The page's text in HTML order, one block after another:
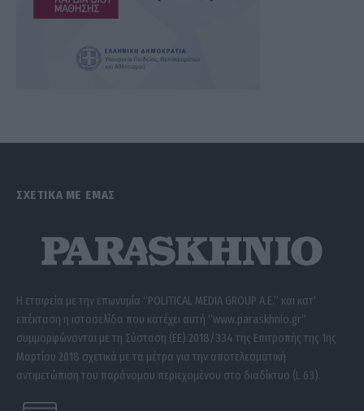
ΣΧΕΤΙΚΑ ΜΕ ΕΜΑΣ
Η εταιρεία με την επωνυμία “POLITICAL MEDIA GROUP A.E.” και κατ’
επέκταση η ιστοσελίδα που κατέχει αυτή “www.paraskhnio.gr”
συμμορφώνονται με τη Σύσταση (ΕΕ) 2018/334 της Επιτροπής της 1ης
Μαρτίου 2018 σχετικά με τα μέτρα για την αποτελεσματική
αντιμετώπιση του παράνομου περιεχομένου στο διαδίκτυο (L 63).